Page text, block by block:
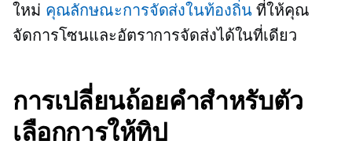
ใหม่ คุณลักษณะการจัดส่งในท้องถิ่นที่ให้คุณ
จัดการโซนและอัตราการจัดส่งได้ในที่เดียว
การเปลี่ยนถ้อยคำสำหรับตัว
เลือกการให้ทิป